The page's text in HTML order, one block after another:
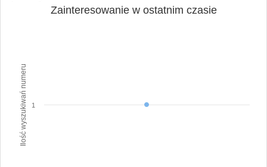
Ilość wyszukiwań numeru
Zainteresowanie w ostatnim czasie
1